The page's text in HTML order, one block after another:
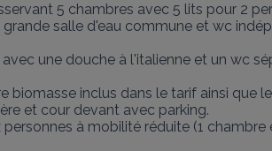
5 chambres avec 5 lits pour 2
salle d'eau commune et wc
une douche à l'italienne et un wc
biomasse inclus dans le tarif ainsi que
et cour devant avec parking.
à mobilité réduite (1 chambre